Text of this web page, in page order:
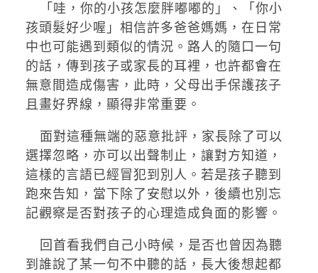
「哇，你的小孩怎麼胖嘟嘟的」、「你小
孩頭髮好少喔」相信許多爸爸媽媽，在日常
中也可能遇到類似的情況。路人的隨口一句
的話，傳到孩子或家長的耳裡，也許都會在
無意間造成傷害，此時，父母出手保護孩子
且畫好界線，顯得非常重要。
面對這種無端的惡意批評，家長除了可以
選擇忽略，亦可以出聲制止，讓對方知道，
這樣的言語已經冒犯到別人。若是孩子聽到
跑來告知，當下除了安慰以外，後續也別忘
記觀察是否對孩子的心理造成負面的影響。
回首看我們自己小時候，是否也曾因為聽
到誰說了某一句不中聽的話，長大後想起都